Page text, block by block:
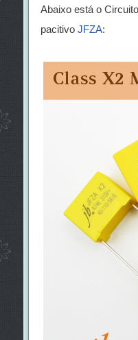
Abaixo está o
pacitivo JFZA: